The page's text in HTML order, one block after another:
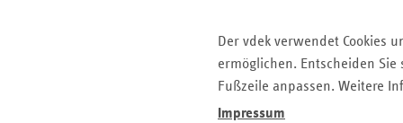
Der vdek verwendet Cookies
ermöglichen. Entscheiden
Fußzeile anpassen. Weitere
Impressum
Der vdek
Karriere
Die GKV